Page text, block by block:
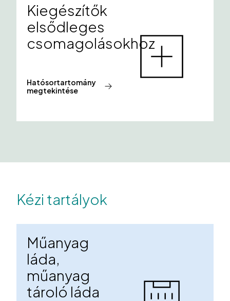
Kiegészítők
elsődleges
csomagolásokhoz
Hatósortartomány
megtekintése
Kézi tartályok
Műanyag
láda,
műanyag
tároló láda